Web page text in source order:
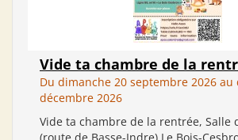
Vide ta chambre de la
Du dimanche 20 septembre 2026 au
décembre 2026
Vide ta chambre de la rentrée, Salle